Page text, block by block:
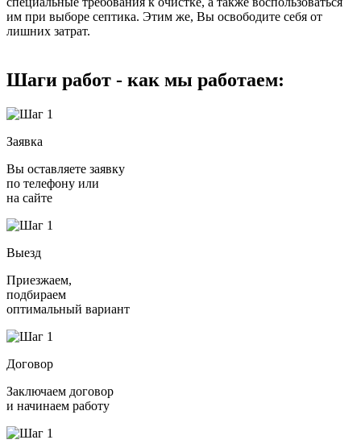
им при выборе септика. Этим же, Вы освободите себя от
лишних затрат.
Шаги работ - как мы работаем:
Заявка
Вы оставляете заявку
по телефону или
на сайте
Выезд
Приезжаем,
подбираем
оптимальный вариант
Договор
Заключаем договор
и начинаем работу